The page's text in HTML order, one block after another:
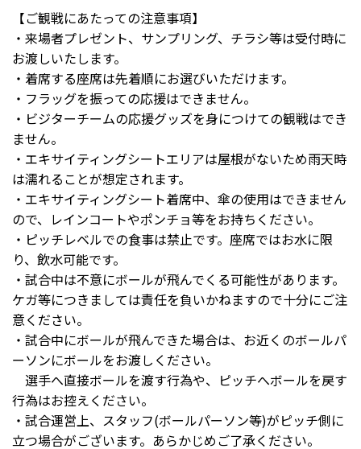
【ご観戦にあたっての注意事項】
・来場者プレゼント、サンプリング、チラシ等は受付時に
お渡しいたします。
・着席する座席は先着順にお選びいただけます。
・フラッグを振っての応援はできません。
・ビジターチームの応援グッズを身につけての観戦はでき
ません。
・エキサイティングシートエリアは屋根がないため雨天時
は濡れることが想定されます。
・エキサイティングシート着席中、傘の使用はできません
ので、レインコートやポンチョ等をお持ちください。
・ピッチレベルでの食事は禁止です。座席ではお水に限
り、飲水可能です。
・試合中は不意にボールが飛んでくる可能性があります。
ケガ等につきましては責任を負いかねますので十分にご注
意ください。
・試合中にボールが飛んできた場合は、お近くのボールパ
ーソンにボールをお渡しください。
選手へ直接ボールを渡す行為や、ピッチへボールを戻す
行為はお控えください。
・試合運営上、スタッフ(ボールパーソン等)がピッチ側に
立つ場合がございます。あらかじめご了承ください。